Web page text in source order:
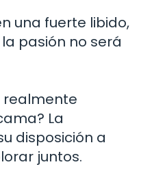
una fuerte libido,
pasión no será
realmente
La
disposición a
juntos.